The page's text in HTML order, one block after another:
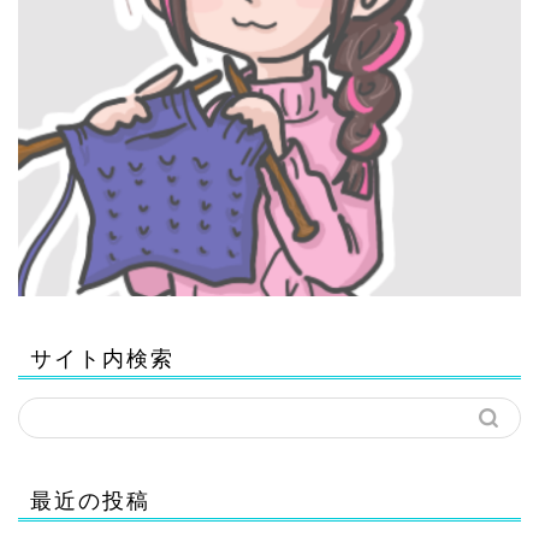
サイト内検索
最近の投稿